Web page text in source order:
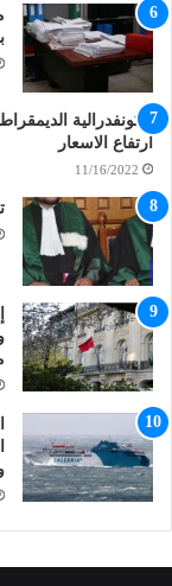
الكونفدرالية
ارتفاع الاسعار
11/16/2022